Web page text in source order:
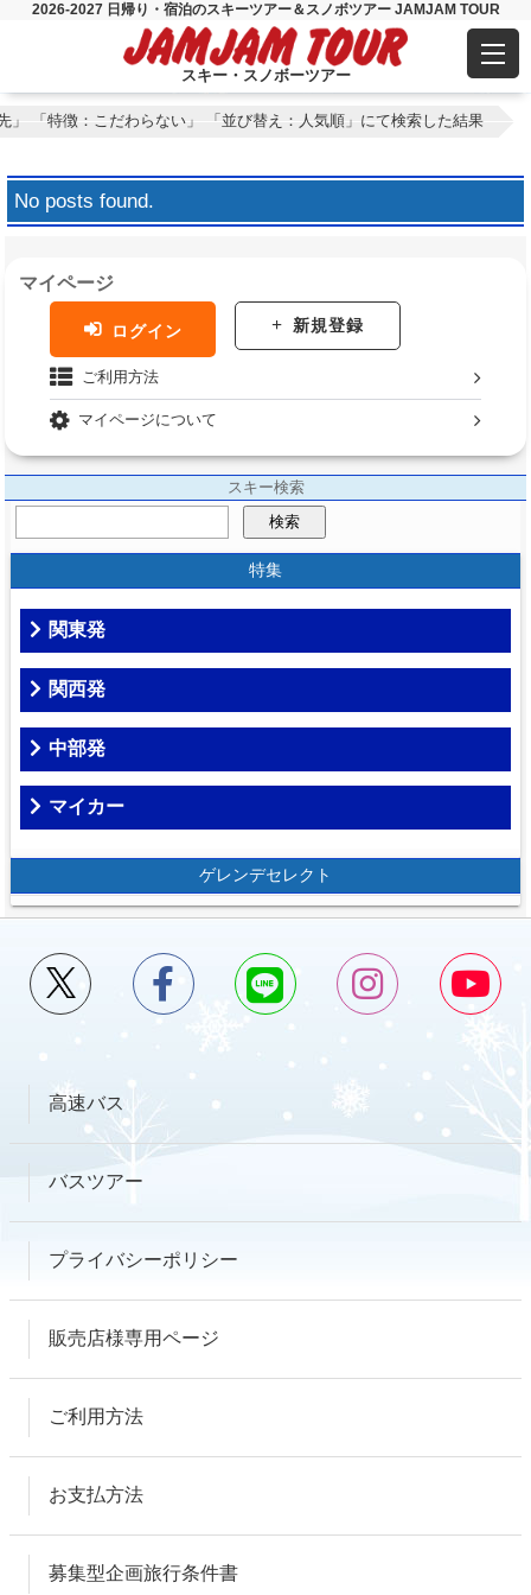
2026-2027 日帰り・宿泊のスキーツアー＆スノボツアー JAMJAM TOUR
スキー・スノボーツアー
「特徴：こだわらない」 「並び替え：人気順」にて検索した結果
No posts found.
マイページ
ログイン 新規登録
ご利用方法
マイページについて
スキー検索
検索
特集
関東発
関西発
中部発
マイカー
ゲレンデセレクト
高速バス
バスツアー
プライバシーポリシー
販売店様専用ページ
ご利用方法
お支払方法
募集型企画旅行条件書